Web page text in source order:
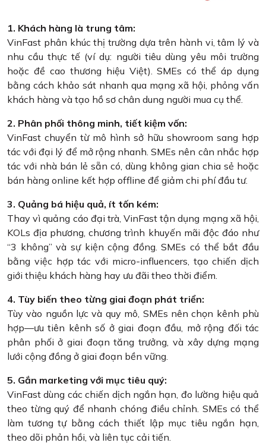
1. Khách hàng là trung tâm:
VinFast phân khúc thị trường dựa trên hành vi, tâm lý và
nhu cầu thực tế (ví dụ: người tiêu dùng yêu môi trường
hoặc đề cao thương hiệu Việt). SMEs có thể áp dụng
bằng cách khảo sát nhanh qua mạng xã hội, phỏng vấn
khách hàng và tạo hồ sơ chân dung người mua cụ thể.
2. Phân phối thông minh, tiết kiệm vốn:
VinFast chuyển từ mô hình sở hữu showroom sang hợp
tác với đại lý để mở rộng nhanh. SMEs nên cân nhắc hợp
tác với nhà bán lẻ sẵn có, dùng không gian chia sẻ hoặc
bán hàng online kết hợp offline để giảm chi phí đầu tư.
3. Quảng bá hiệu quả, ít tốn kém:
Thay vì quảng cáo đại trà, VinFast tận dụng mạng xã hội,
KOLs địa phương, chương trình khuyến mãi độc đáo như
“3 không” và sự kiện cộng đồng. SMEs có thể bắt đầu
bằng việc hợp tác với micro-influencers, tạo chiến dịch
giới thiệu khách hàng hay ưu đãi theo thời điểm.
4. Tùy biến theo từng giai đoạn phát triển:
Tùy vào nguồn lực và quy mô, SMEs nên chọn kênh phù
hợp—ưu tiên kênh số ở giai đoạn đầu, mở rộng đối tác
phân phối ở giai đoạn tăng trưởng, và xây dựng mạng
lưới cộng đồng ở giai đoạn bền vững.
5. Gắn marketing với mục tiêu quý:
VinFast dùng các chiến dịch ngắn hạn, đo lường hiệu quả
theo từng quý để nhanh chóng điều chỉnh. SMEs có thể
làm tương tự bằng cách thiết lập mục tiêu ngắn hạn,
theo dõi phản hồi, và liên tục cải tiến.